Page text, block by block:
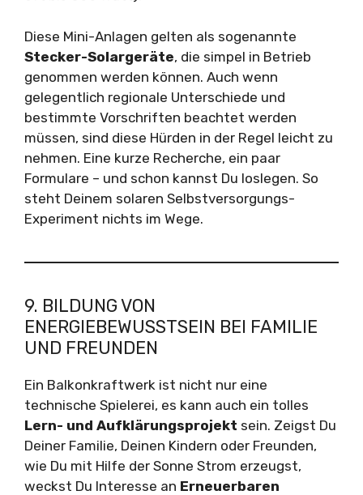
Diese Mini-Anlagen gelten als sogenannte
Stecker-Solargeräte, die simpel in Betrieb
genommen werden können. Auch wenn
gelegentlich regionale Unterschiede und
bestimmte Vorschriften beachtet werden
müssen, sind diese Hürden in der Regel leicht zu
nehmen. Eine kurze Recherche, ein paar
Formulare – und schon kannst Du loslegen. So
steht Deinem solaren Selbstversorgungs-
Experiment nichts im Wege.
9. BILDUNG VON
ENERGIEBEWUSSTSEIN BEI FAMILIE
UND FREUNDEN
Ein Balkonkraftwerk ist nicht nur eine
technische Spielerei, es kann auch ein tolles
Lern- und Aufklärungsprojekt sein. Zeigst Du
Deiner Familie, Deinen Kindern oder Freunden,
wie Du mit Hilfe der Sonne Strom erzeugst,
weckst Du Interesse an Erneuerbaren